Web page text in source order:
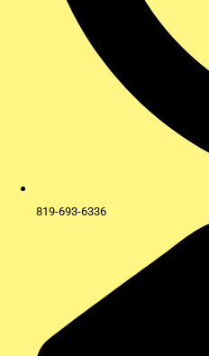
819-693-6336